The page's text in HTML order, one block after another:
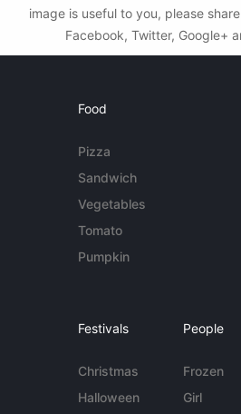
image is useful to you, please
Facebook, Twitter, Google+
Food
Pizza
Sandwich
Vegetables
Tomato
Pumpkin
Festivals
Christmas
Halloween
People
Frozen
Girl